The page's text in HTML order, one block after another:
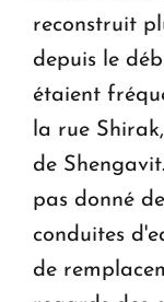
reconstruit
depuis le
étaient
la rue
de
pas donné
conduites
de